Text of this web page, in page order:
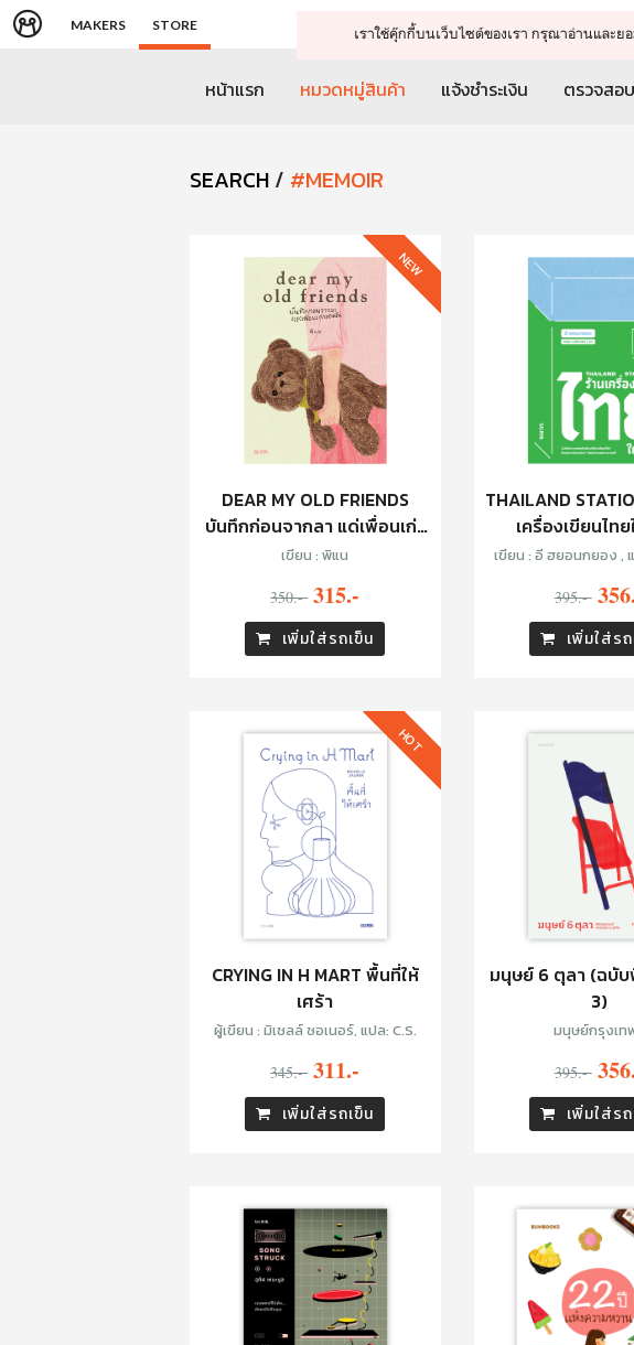
MAKERS STORE เราใช้คุ๊กกี้บนเว็บไซต์ของเรา กรุณาอ่านและย
หน้าแรก หมวดหมู่สินค้า แจ้งชำระเงิน ตรวจสอ
SEARCH / #MEMOIR
DEAR MY OLD FRIENDS
บันทึกก่อนจากลา แด่เพื่อนเก่า
ของฉัน
เขียน : พิแน
350.- 315.-
เพิ่มใส่รถเข็น
NEW
THAILAND
เครื่องเขียนไท
เขียน : อี ฮยอนกยอง ,
395.-
เพิ่มใส่ร
CRYING IN H MART พื้นที่ให้
เศร้า
ผู้เขียน : มิเชลล์ ซอเนอร์, แปล: C.S.
345.- 311.-
เพิ่มใส่รถเข็น
HOT
มนุษย์ 6 ตุลา (ฉบั
3)
มนุษย์กรุงเท
395.-
เพิ่มใส่ร